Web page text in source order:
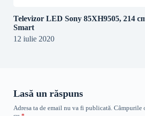
Televizor LED Sony 85XH9505, 214
Smart
12 iulie 2020
Lasă un răspuns
Adresa ta de email nu va fi publicată. Câmpurile